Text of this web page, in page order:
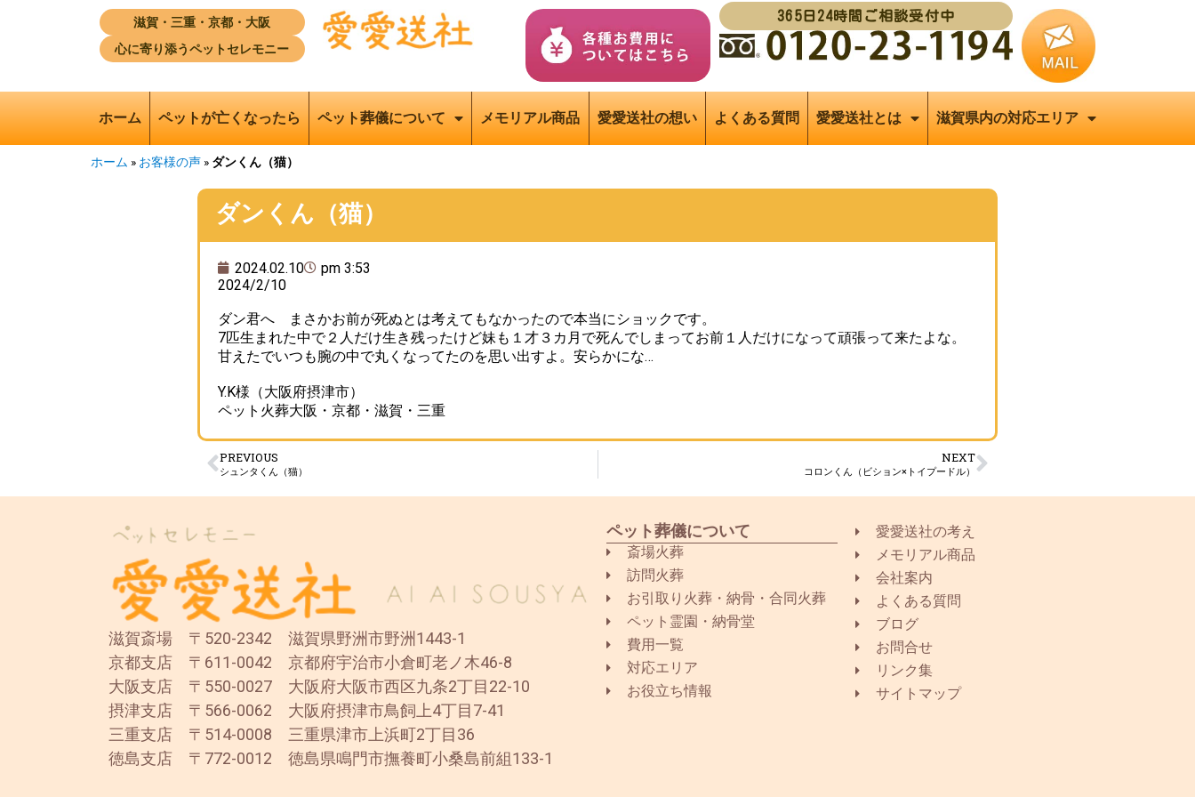
滋賀・三重・京都・大阪
心に寄り添うペットセレモニー
365日24時間ご相談受付中
ホーム ペットが亡くなったら ペット葬儀について メモリアル商品 愛愛送社の想い よくある質問 愛愛送社とは 滋賀県内の対応エリア
ホーム » お客様の声 » ダンくん（猫）
ダンくん（猫）
2024.02.10
pm 3:53
2024/2/10
ダン君へ まさかお前が死ぬとは考えてもなかったので本当にショックです。
7匹生まれた中で２人だけ生き残ったけど妹も１才３カ月で死んでしまってお前１人だけになって頑張って来たよな。
甘えたでいつも腕の中で丸くなってたのを思い出すよ。安らかにな…
Y.K様（大阪府摂津市）
ペット火葬大阪・京都・滋賀・三重
PREVIOUS
シュンタくん（猫）
NEXT
コロンくん（ビション×トイプードル）
滋賀斎場 〒520-2342 滋賀県野洲市野洲1443-1
京都支店 〒611-0042 京都府宇治市小倉町老ノ木46-8
大阪支店 〒550-0027 大阪府大阪市西区九条2丁目22-10
摂津支店 〒566-0062 大阪府摂津市鳥飼上4丁目7-41
三重支店 〒514-0008 三重県津市上浜町2丁目36
徳島支店 〒772-0012 徳島県鳴門市撫養町小桑島前組133-1
ペット葬儀について
斎場火葬
訪問火葬
お引取り火葬・納骨・合同火葬
ペット霊園・納骨堂
費用一覧
対応エリア
お役立ち情報
愛愛送社の考え
メモリアル商品
会社案内
よくある質問
ブログ
お問合せ
リンク集
サイトマップ